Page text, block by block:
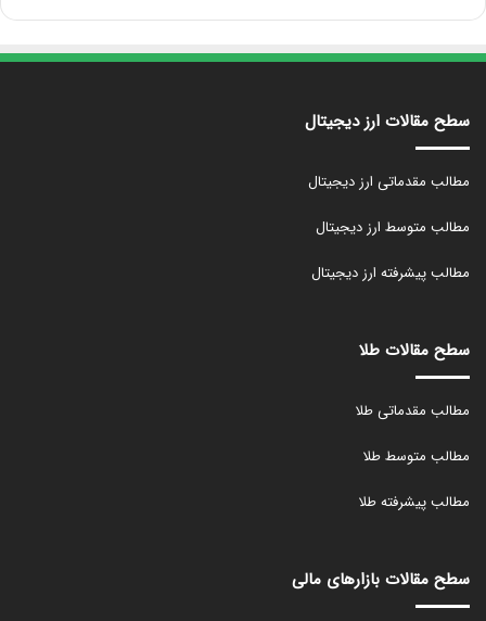
سطح مقالات ارز دیجیتال
مطالب مقدماتی ارز دیجیتال
مطالب متوسط ارز دیجیتال
مطالب پیشرفته ارز دیجیتال
سطح مقالات طلا
مطالب مقدماتی طلا
مطالب متوسط طلا
مطالب پیشرفته طلا
سطح مقالات بازارهای مالی